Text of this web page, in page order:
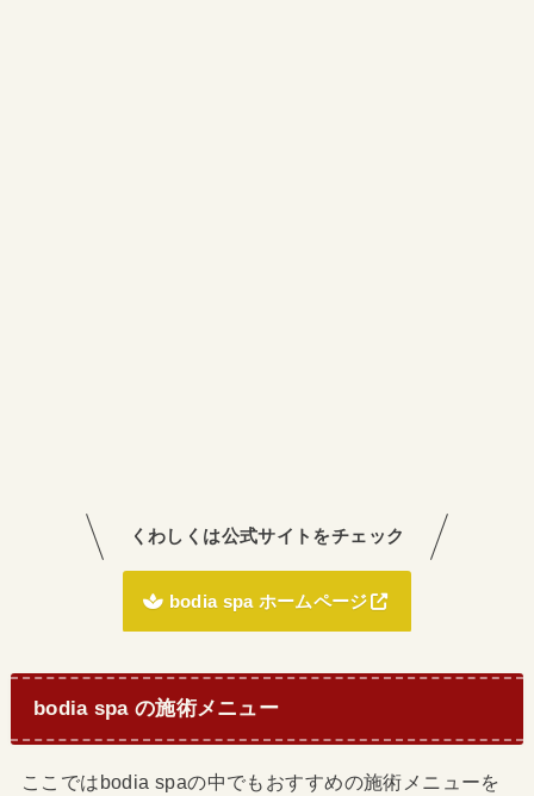
くわしくは公式サイトをチェック
bodia spa ホームページ
bodia spa の施術メニュー
ここではbodia spaの中でもおすすめの施術メニューを